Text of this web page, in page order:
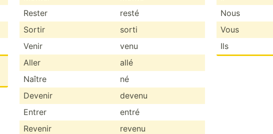
Rester
resté
Sortir
sorti
Venir
venu
Aller
allé
Naître
né
Devenir
devenu
Entrer
entré
Revenir
revenu
Nous
Vous
Ils